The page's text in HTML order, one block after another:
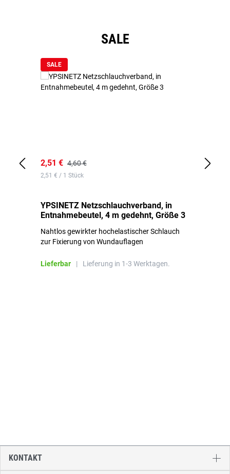
SALE
SALE
2,51 € 4,60 €
2,51 € / 1 Stück
YPSINETZ Netzschlauchverband, in
Entnahmebeutel, 4 m gedehnt, Größe 3
Nahtlos gewirkter hochelastischer Schlauch
zur Fixierung von Wundauflagen
Lieferbar | Lieferung in 1-3 Werktagen.
KONTAKT